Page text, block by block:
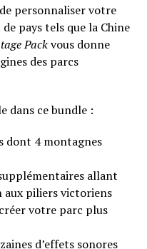
personnaliser votre
pays tels que la Chine
Packvous donne
des parcs
dans ce bundle :
dont 4 montagnes
allant
aux piliers victoriens
votre parc plus
d’effets sonores